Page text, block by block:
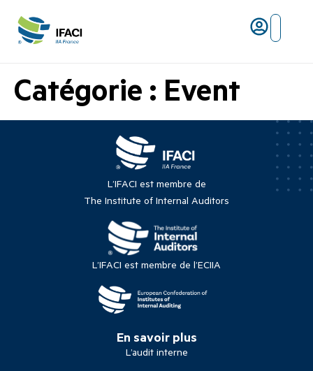
Catégorie : Event
L’IFACI est membre de
The Institute of Internal Auditors
L’IFACI est membre de l’ECIIA
En savoir plus
L’audit interne